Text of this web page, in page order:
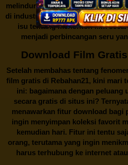
melindungi keberlangsungan
di industri hiburan. Konflik
isu tentang menonton film
menjadi perbincangan seru
Download Film
Setelah membahas tentang
film gratis di Rebahan21, kini mari
ini: bagaimana dengan peluang
secara gratis di situs ini?
menawarkan fitur download bagi
ingin menyimpan koleksi favorit
kemudian hari. Fitur ini tentu
orang, terutama yang ingin
harus terhubung ke internet